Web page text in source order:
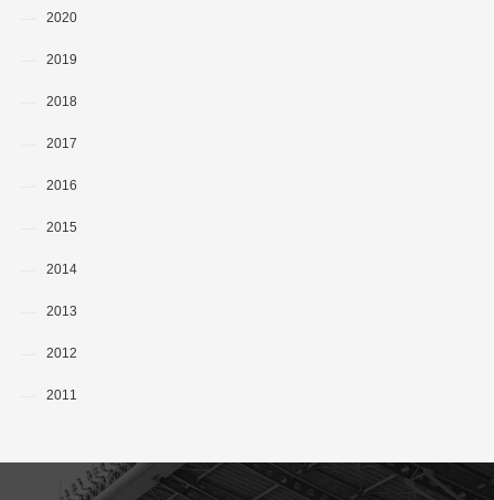
2020
2019
2018
2017
2016
2015
2014
2013
2012
2011